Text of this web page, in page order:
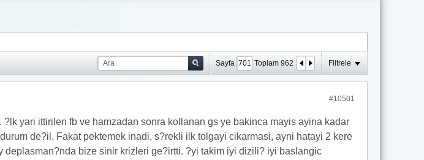
Sayfa Toplam 962 Filtrele
#10501
yari ittirilen fb ve hamzadan sonra kollanan gs ye bakinca mayis ayina kadar
de?il. Fakat pektemek inadi, s?rekli ilk tolgayi cikarmasi, ayni hatayi 2 kere
deplasman?nda bize sinir krizleri ge?irtti. ?yi takim iyi dizili? iyi baslangic